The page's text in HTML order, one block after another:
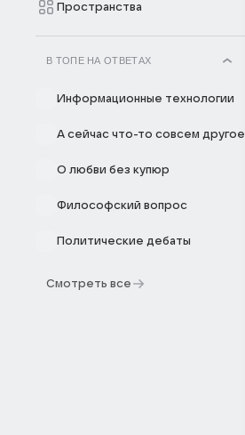
Пространства
В ТОПЕ НА ОТВЕТАХ
Информационные технологии
А сейчас что-то совсем другое
О любви без купюр
Философский вопрос
Политические дебаты
Смотреть все